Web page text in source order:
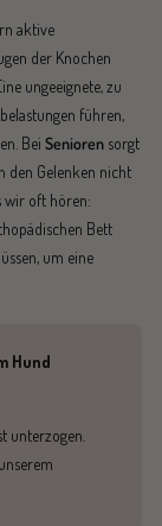
aktive
der Knochen
ungeeignete, zu
führen,
Bei Senioren sorgt
den Gelenken nicht
wir oft hören:
Bett
um eine
Hund
unterzogen.